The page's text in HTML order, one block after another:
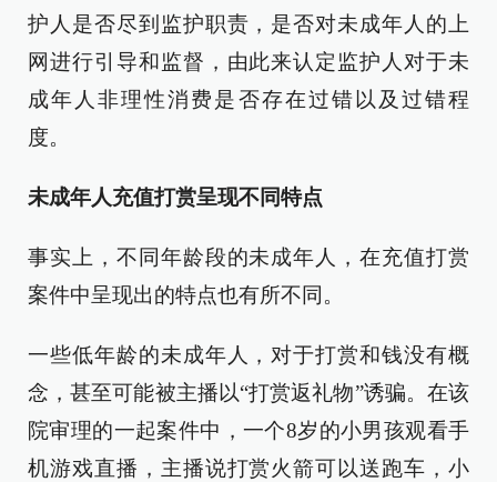
护人是否尽到监护职责，是否对未成年人的上
网进行引导和监督，由此来认定监护人对于未
成年人非理性消费是否存在过错以及过错程
度。
未成年人充值打赏呈现不同特点
事实上，不同年龄段的未成年人，在充值打赏
案件中呈现出的特点也有所不同。
一些低年龄的未成年人，对于打赏和钱没有概
念，甚至可能被主播以“打赏返礼物”诱骗。在该
院审理的一起案件中，一个8岁的小男孩观看手
机游戏直播，主播说打赏火箭可以送跑车，小